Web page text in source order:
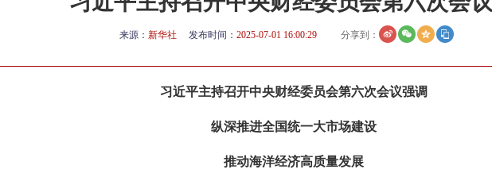
来源： 新华社 发布时间： 2025-07-01 16:00:29 分享到：
习近平主持召开中央财经委员会第六次会议强调
纵深推进全国统一大市场建设
推动海洋经济高质量发展